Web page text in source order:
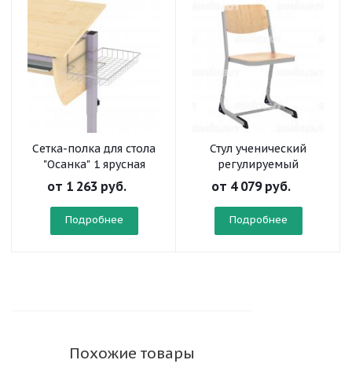
Сетка-полка для стола
"Осанка" 1 ярусная
от 1 263 руб.
Подробнее
Стул ученический
регулируемый
«Осанка» на
плоскоовальной трубе
от 4 079 руб.
Подробнее
Похожие товары